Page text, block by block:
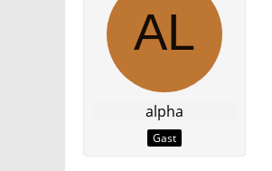
alpha
Gast